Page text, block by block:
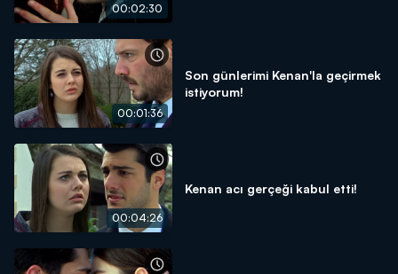
00:02:30
00:01:36
Son günlerimi Kenan'la geçirmek
istiyorum!
00:04:26
Kenan acı gerçeği kabul etti!